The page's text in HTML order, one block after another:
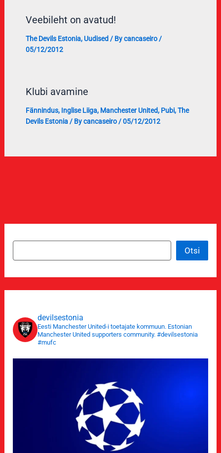
Veebileht on avatud!
The Devils Estonia, Uudised/ Bycancaseiro /
05/12/2012
Klubi avamine
Fännindus, Inglise Liiga, Manchester United, Pubi,The
Devils Estonia/ Bycancaseiro /05/12/2012
Otsi
Otsi
devilsestonia
Eesti Manchester United-i toetajate kommuun. Estonian
Manchester United supporters community. #devilsestonia
#mufc